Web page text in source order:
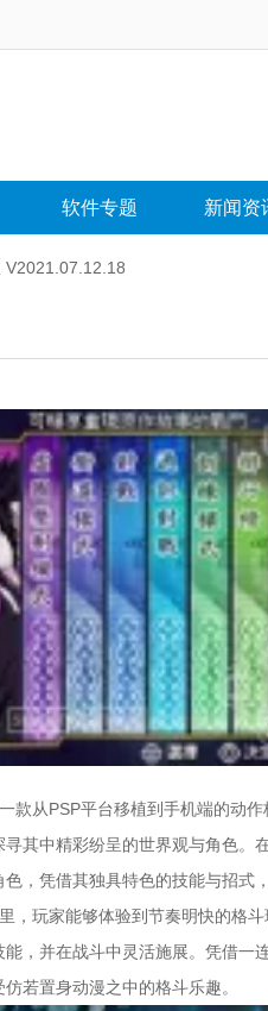
软件专题 新闻资
V2021.07.12.18
款从PSP平台移植到手机端的动
其中精彩纷呈的世界观与角色。
，凭借其独具特色的技能与招式
，玩家能够体验到节奏明快的格
，并在战斗中灵活施展。凭借一
若置身动漫之中的格斗乐趣。